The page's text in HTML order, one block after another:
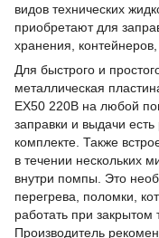
видов технических
приобретают для
хранения, контейнеров,
Для быстрого и
металлическая
EX50 220B на любой
заправки и выдачи
комплекте. Также
в течении нескольких
внутри помпы. Это
перегрева, поломки,
работать при закрытом
Производитель